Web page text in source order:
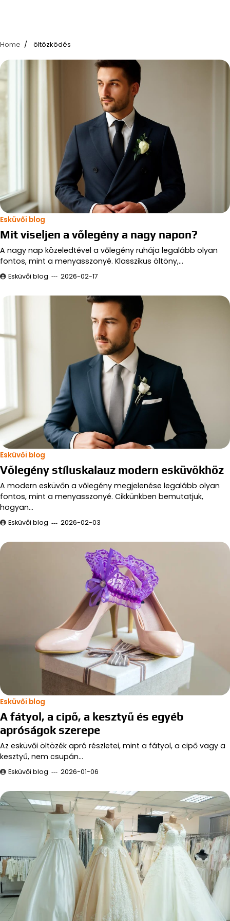
Home öltözködés
Esküvői blog
Mit viseljen a vőlegény a nagy napon?
A nagy nap közeledtével a vőlegény ruhája legalább olyan
fontos, mint a menyasszonyé. Klasszikus öltöny,…
Esküvői blog 2026-02-17
Esküvői blog
Vőlegény stíluskalauz modern esküvőkhöz
A modern esküvőn a vőlegény megjelenése legalább olyan
fontos, mint a menyasszonyé. Cikkünkben bemutatjuk,
hogyan…
Esküvői blog 2026-02-03
Esküvői blog
A fátyol, a cipő, a kesztyű és egyéb
apróságok szerepe
Az esküvői öltözék apró részletei, mint a fátyol, a cipő vagy a
kesztyű, nem csupán…
Esküvői blog 2026-01-06